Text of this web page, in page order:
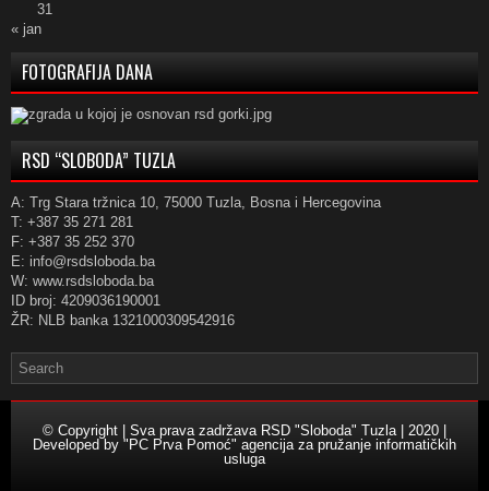
31
« jan
FOTOGRAFIJA DANA
RSD “SLOBODA” TUZLA
A: Trg Stara tržnica 10, 75000 Tuzla, Bosna i Hercegovina
T: +387 35 271 281
F: +387 35 252 370
E: info@rsdsloboda.ba
W: www.rsdsloboda.ba
ID broj: 4209036190001
ŽR: NLB banka 1321000309542916
© Copyright | Sva prava zadržava RSD "Sloboda" Tuzla | 2020 |
Developed by "PC Prva Pomoć" agencija za pružanje informatičkih
usluga